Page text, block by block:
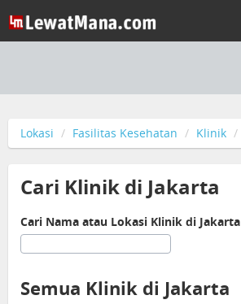
Lokasi Fasilitas Kesehatan Klinik
Cari Klinik di Jakarta
Cari Nama atau Lokasi Klinik di Jakarta
Semua Klinik di Jakarta